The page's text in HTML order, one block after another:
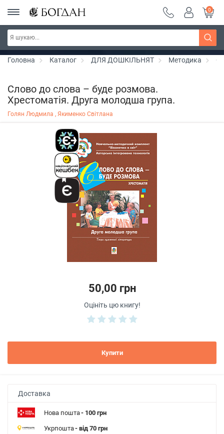
Серія "Вандербікери" ~ знижка 25%
0
Головна Каталог ДЛЯ ДОШКІЛЬНЯТ Методика
Слово до слова – буде розмова.
Хрестоматія. Друга молодша група.
Голян Людмила , Якименко Світлана
50,00 грн
Оцініть цю книгу!
Купити
Доставка
Нова пошта- 100 грн
Укрпошта- від 70 грн